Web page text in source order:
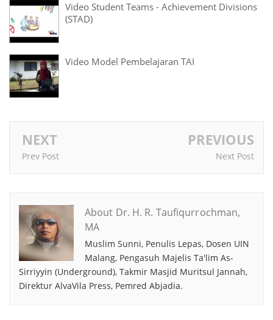
Video Student Teams - Achievement Divisions
(STAD)
Video Model Pembelajaran TAI
NEXT
Prev Post
PREVIOUS
Next Post
About Dr. H. R. Taufiqurrochman,
MA
Muslim Sunni, Penulis Lepas, Dosen UIN
Malang, Pengasuh Majelis Ta'lim As-
Sirriyyin (Underground), Takmir Masjid Muritsul Jannah,
Direktur AlvaVila Press, Pemred Abjadia.